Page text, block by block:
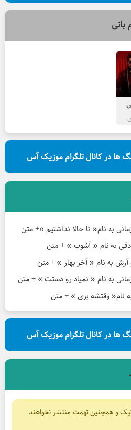
بانی
ها در کانال تلگرام موزیک آس
به نام« تا حالا نداشتیم »+ متن
به نام « آشوب » + متن
به نام « آخر بهار » + متن
به نام « نمیاد رو دستت » + متن
نام« وقتشه بری » + متن
ها در کانال تلگرام موزیک آس
و همچنین تهمت منتشر نخواهند